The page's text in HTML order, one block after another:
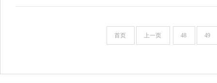
首页 上一页 48 49